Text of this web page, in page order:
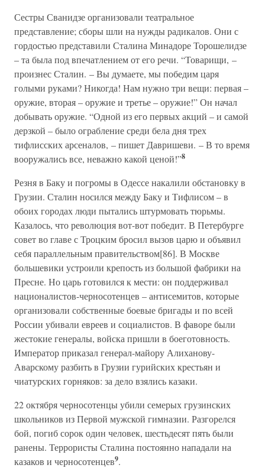
Сестры Сванидзе организовали театральное
представление; сборы шли на нужды радикалов. Они с
гордостью представили Сталина Минадоре Торошелидзе
– та была под впечатлением от его речи. “Товарищи, –
произнес Сталин. – Вы думаете, мы победим царя
голыми руками? Никогда! Нам нужно три вещи: первая –
оружие, вторая – оружие и третье – оружие!” Он начал
добывать оружие. “Одной из его первых акций – и самой
дерзкой – было ограбление среди бела дня трех
тифлисских арсеналов, – пишет Давришеви. – В то время
вооружались все, неважно какой ценой!”8
Резня в Баку и погромы в Одессе накалили обстановку в
Грузии. Сталин носился между Баку и Тифлисом – в
обоих городах люди пытались штурмовать тюрьмы.
Казалось, что революция вот-вот победит. В Петербурге
совет во главе с Троцким бросил вызов царю и объявил
себя параллельным правительством[86]. В Москве
большевики устроили крепость из большой фабрики на
Пресне. Но царь готовился к мести: он поддерживал
националистов-черносотенцев – антисемитов, которые
организовали собственные боевые бригады и по всей
России убивали евреев и социалистов. В фаворе были
жестокие генералы, войска пришли в боеготовность.
Император приказал генерал-майору Алиханову-
Аварскому разбить в Грузии гурийских крестьян и
чиатурских горняков: за дело взялись казаки.
22 октября черносотенцы убили семерых грузинских
школьников из Первой мужской гимназии. Разгорелся
бой, погиб сорок один человек, шестьдесят пять были
ранены. Террористы Сталина постоянно нападали на
казаков и черносотенцев9.